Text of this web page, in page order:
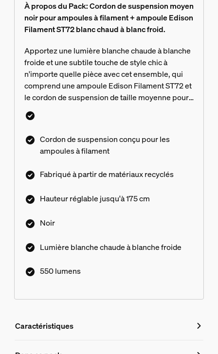
À propos du Pack: Cordon de suspension moyen
noir pour ampoules à filament + ampoule Edison
Filament ST72 blanc chaud à blanc froid.
Apportez une lumière blanche chaude à blanche
froide et une subtile touche de style chic à
n'importe quelle pièce avec cet ensemble, qui
comprend une ampoule Edison Filament ST72 et
le cordon de suspension de taille moyenne pour
ampoules à filament en noir.
Cordon de suspension conçu pour les
ampoules à filament
Fabriqué à partir de matériaux recyclés
Hauteur réglable jusqu'à 175 cm
Noir
Lumière blanche chaude à blanche froide
550 lumens
Caractéristiques
Caractéristiques